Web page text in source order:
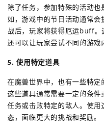
除了任务，参加特殊的活动
如，游戏中的节日活动通常
战后，玩家将获得厄运buff。
还可以让玩家尝试不同的游戏
5. 使用特定道具
在魔兽世界中，也有一些特
这些道具通常需要一定的条
任务或击败特定的敌人。使
态，面临更大的挑战和奖励。